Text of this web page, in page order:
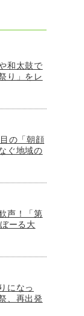
和太鼓で
り」をレ
の「朝顔
ぐ地域の
声！「第
ーる大
になっ
、再出発